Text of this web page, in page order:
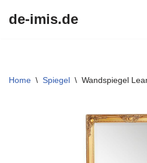
de-imis.de
Home \ Spiegel \ Wandspiegel